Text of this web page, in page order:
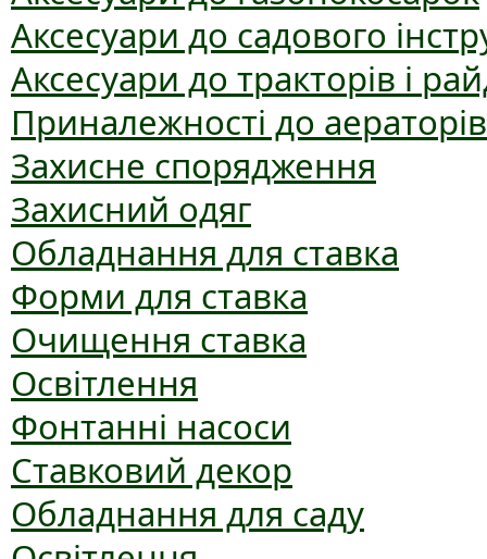
Аксесуари до садового
Аксесуари до тракторів і
Приналежності до аераторів
Захисне спорядження
Захисний одяг
Обладнання для ставка
Форми для ставка
Очищення ставка
Освітлення
Фонтанні насоси
Ставковий декор
Обладнання для саду